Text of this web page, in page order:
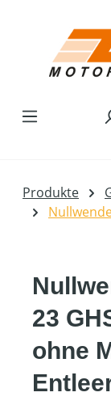
Produkte
23
ohne